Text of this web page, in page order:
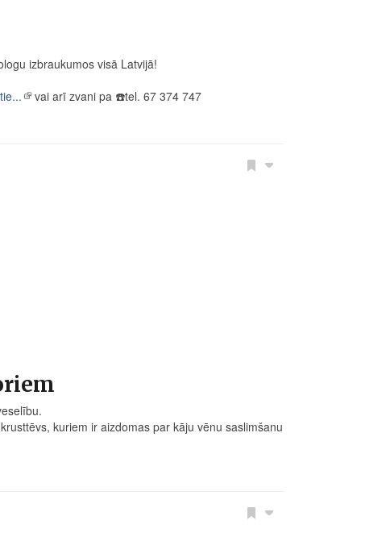
izbraukumos visā Latvijā!
vai arī zvani pa ☎️tel. 67 374 747
kuriem ir aizdomas par kāju vēnu saslimšanu